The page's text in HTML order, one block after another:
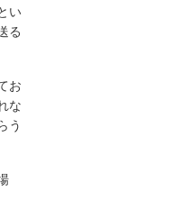
い
る
お
な
う